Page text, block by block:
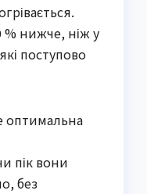
нижче, ніж у
поступово
оптимальна
пік вони
без